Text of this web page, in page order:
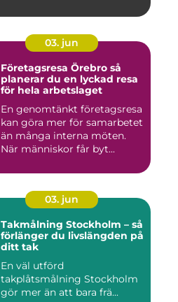
03. jun
Företagsresa Örebro så
planerar du en lyckad resa
för hela arbetslaget
En genomtänkt företagsresa
kan göra mer för samarbetet
än många interna möten.
När människor får byt...
03. jun
Takmålning Stockholm – så
förlänger du livslängden på
ditt tak
En väl utförd
takplåtsmålning Stockholm
gör mer än att bara frä...